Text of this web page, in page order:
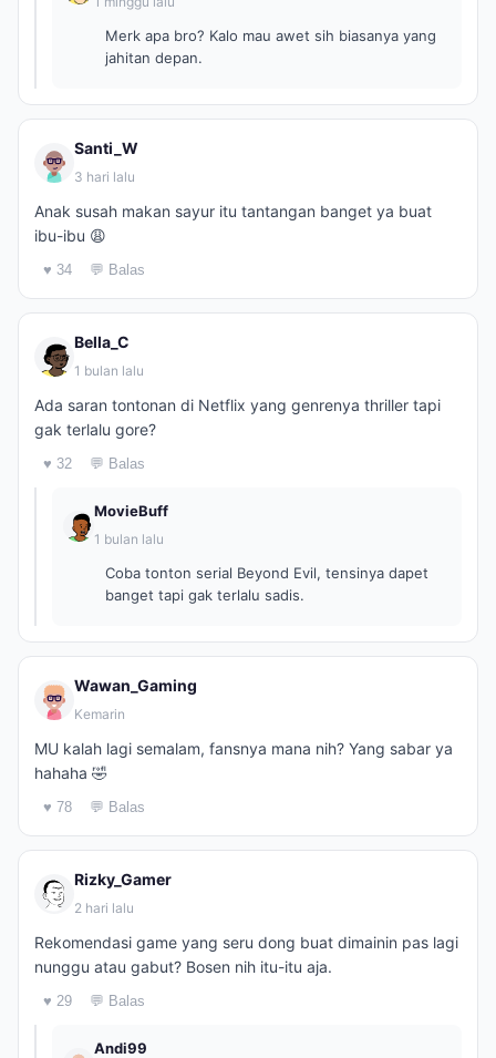
Merk apa bro? Kalo mau awet sih biasanya yang
jahitan depan.
Santi_W
3 hari lalu
Anak susah makan sayur itu tantangan banget ya buat
ibu-ibu 😩
♥ 34 💬 Balas
Bella_C
1 bulan lalu
Ada saran tontonan di Netflix yang genrenya thriller tapi
gak terlalu gore?
♥ 32 💬 Balas
MovieBuff
1 bulan lalu
Coba tonton serial Beyond Evil, tensinya dapet
banget tapi gak terlalu sadis.
Wawan_Gaming
Kemarin
MU kalah lagi semalam, fansnya mana nih? Yang sabar ya
hahaha 🤣
♥ 78 💬 Balas
Rizky_Gamer
2 hari lalu
Rekomendasi game yang seru dong buat dimainin pas lagi
nunggu atau gabut? Bosen nih itu-itu aja.
♥ 29 💬 Balas
Andi99